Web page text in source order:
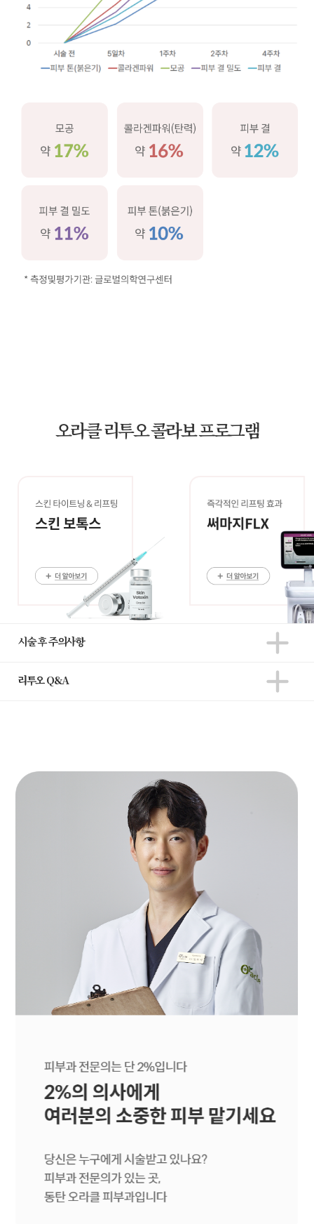
오라클 리투오 콜라보 프로그램
시술 후 주의사항 add
리투오 Q&A add